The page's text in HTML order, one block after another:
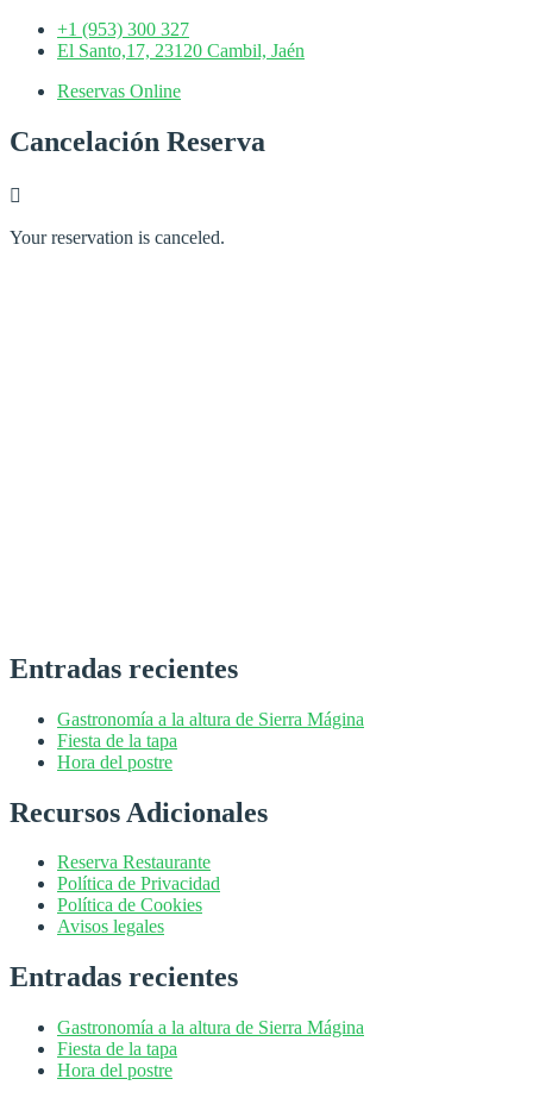
+1 (953) 300 327
El Santo,17, 23120 Cambil, Jaén
Reservas Online
Cancelación Reserva
Your reservation is canceled.
Entradas recientes
Gastronomía a la altura de Sierra Mágina
Fiesta de la tapa
Hora del postre
Recursos Adicionales
Reserva Restaurante
Política de Privacidad
Política de Cookies
Avisos legales
Entradas recientes
Gastronomía a la altura de Sierra Mágina
Fiesta de la tapa
Hora del postre